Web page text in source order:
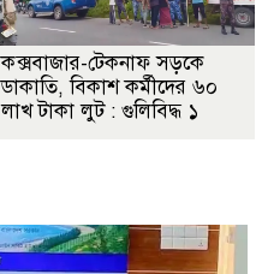
কক্সবাজার-টেকনাফ সড়কে
ডাকাতি, বিকাশ কর্মীদের ৬০
লাখ টাকা লুট : গুলিবিদ্ধ ১